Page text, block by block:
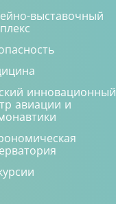
выставочный
инновационный
авиации и